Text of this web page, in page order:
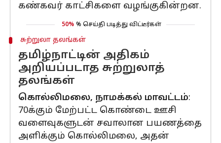
கண்கவர் காட்சிகளை வழங்குகின்றன.
50% % செய்தி படித்து விட்டீர்கள்
சுற்றுலா தலங்கள்
தமிழ்நாட்டின் அதிகம்
அறியப்படாத சுற்றுலாத்
தலங்கள்
கொல்லிமலை, நாமக்கல் மாவட்டம்:
70க்கும் மேற்பட்ட கொண்டை ஊசி
வளைவுகளுடன் சவாலான பயணத்தை
அளிக்கும் கொல்லிமலை, அதன்